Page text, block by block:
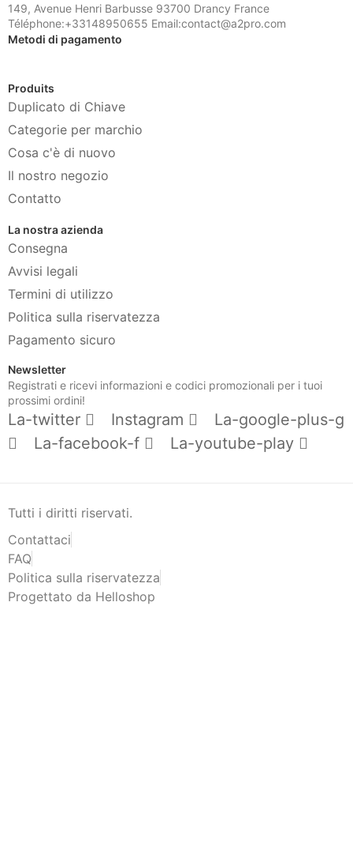
149, Avenue Henri Barbusse 93700 Drancy France
Téléphone:+33148950655 Email:contact@a2pro.com
Metodi di pagamento
Produits
Duplicato di Chiave
Categorie per marchio
Cosa c'è di nuovo
Il nostro negozio
Contatto
La nostra azienda
Consegna
Avvisi legali
Termini di utilizzo
Politica sulla riservatezza
Pagamento sicuro
Newsletter
Registrati e ricevi informazioni e codici promozionali per i tuoi
prossimi ordini!
La-twitter Instagram
La-google-plus-g
La-facebook-f
La-youtube-play
Tutti i diritti riservati.
Contattaci
FAQ
Politica sulla riservatezza
Progettato da Helloshop